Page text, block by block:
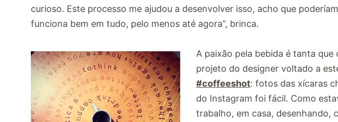
curioso. Este processo me ajudou a desenvolver isso, acho que
funciona bem em tudo, pelo menos até agora”, brinca.
A paixão pela bebida é tanta
projeto do designer voltado a
#coffeeshot: fotos das xícaras
do Instagram foi fácil. Como
trabalho, em casa, desenhando,